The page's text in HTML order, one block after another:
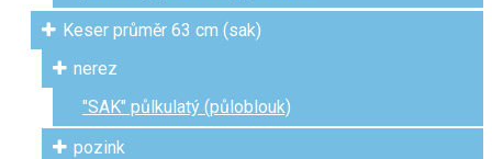
Keser průměr 63 cm (sak)
nerez
"SAK" půlkulatý (půloblouk)
pozink